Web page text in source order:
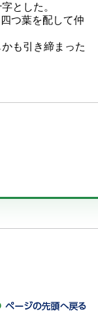
とした。
つ葉を配して仲
も引き締まった